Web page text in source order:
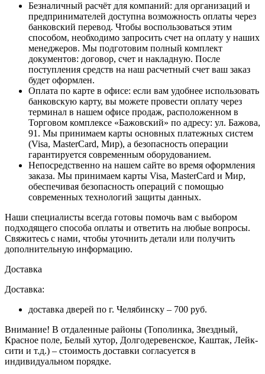
Безналичный расчёт для компаний: для организаций и
предпринимателей доступна возможность оплаты через
банковский перевод. Чтобы воспользоваться этим
способом, необходимо запросить счет на оплату у наших
менеджеров. Мы подготовим полный комплект
документов: договор, счет и накладную. После
поступления средств на наш расчетный счет ваш заказ
будет оформлен.
Оплата по карте в офисе: если вам удобнее использовать
банковскую карту, вы можете провести оплату через
терминал в нашем офисе продаж, расположенном в
Торговом комплексе «Бажовский» по адресу: ул. Бажова,
91. Мы принимаем карты основных платежных систем
(Visa, MasterCard, Мир), а безопасность операции
гарантируется современным оборудованием.
Непосредственно на нашем сайте во время оформления
заказа. Мы принимаем карты Visa, MasterCard и Мир,
обеспечивая безопасность операций с помощью
современных технологий защиты данных.
Наши специалисты всегда готовы помочь вам с выбором
подходящего способа оплаты и ответить на любые вопросы.
Свяжитесь с нами, чтобы уточнить детали или получить
дополнительную информацию.
Доставка
Доставка:
доставка дверей по г. Челябинску – 700 руб.
Внимание! В отдаленные районы (Тополинка, Звездный,
Красное поле, Белый хутор, Долгодеревенское, Каштак, Лейк-
сити и т.д.) – стоимость доставки согласуется в
индивидуальном порядке.